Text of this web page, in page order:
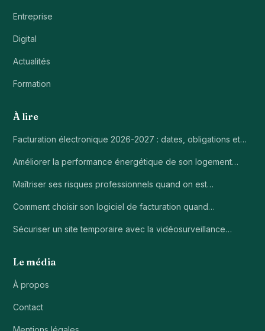
Entreprise
Digital
Actualités
Formation
À lire
Facturation électronique 2026-2027 : dates, obligations et…
Améliorer la performance énergétique de son logement…
Maîtriser ses risques professionnels quand on est…
Comment choisir son logiciel de facturation quand…
Sécuriser un site temporaire avec la vidéosurveillance…
Le média
À propos
Contact